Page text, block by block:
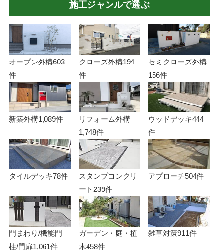
施工ジャンルで選ぶ
オープン外構603
件
クローズ外構194
件
セミクローズ外構
156件
新築外構1,089件
リフォーム外構
1,748件
ウッドデッキ444
件
タイルデッキ78件
スタンプコンクリ
ート 239件
アプローチ504件
門まわり/機能門
柱/門扉1,061件
ガーデン・庭・植
木458件
雑草対策911件